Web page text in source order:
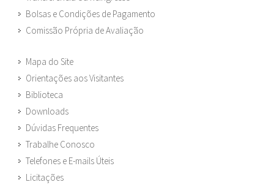
Bolsas e Condições de Pagamento
Comissão Própria de Avaliação
Mapa do Site
Orientações aos Visitantes
Biblioteca
Downloads
Dúvidas Frequentes
Trabalhe Conosco
Telefones e E-mails Úteis
Licitações